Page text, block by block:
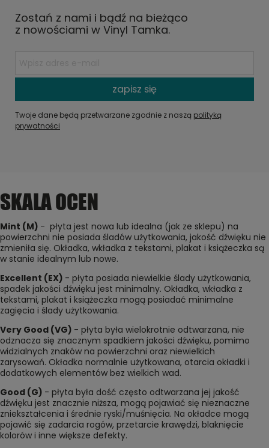
Zostań z nami i bądź na bieżąco
z nowościami w Vinyl Tamka.
zapisz się
Twoje dane będą przetwarzane zgodnie z naszą polityką
prywatności
SKALA OCEN
Mint (M) - płyta jest nowa lub idealna (jak ze sklepu) na
powierzchni nie posiada śladów użytkowania, jakość dźwięku nie
zmieniła się. Okładka, wkładka z tekstami, plakat i książeczka są
w stanie idealnym lub nowe.
Excellent (EX) - płyta posiada niewielkie ślady użytkowania,
spadek jakości dźwięku jest minimalny. Okładka, wkładka z
tekstami, plakat i książeczka mogą posiadać minimalne
zagięcia i ślady użytkowania.
Very Good (VG) - płyta była wielokrotnie odtwarzana, nie
odznacza się znacznym spadkiem jakości dźwięku, pomimo
widzialnych znaków na powierzchni oraz niewielkich
zarysowań. Okładka normalnie użytkowana, otarcia okładki i
dodatkowych elementów bez wielkich wad.
Good (G) - płyta była dość często odtwarzana jej jakość
dźwięku jest znacznie niższa, mogą pojawiać się nieznaczne
zniekształcenia i średnie ryski/muśnięcia. Na okładce mogą
pojawić się zadarcia rogów, przetarcie krawędzi, blaknięcie
kolorów i inne większe defekty.